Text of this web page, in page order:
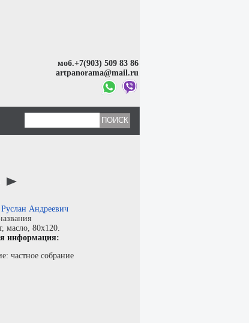
моб.+7(903) 509 83 86
artpanorama@mail.ru
Руслан Андреевич
, масло, 80x120.
информация:
частное собрание